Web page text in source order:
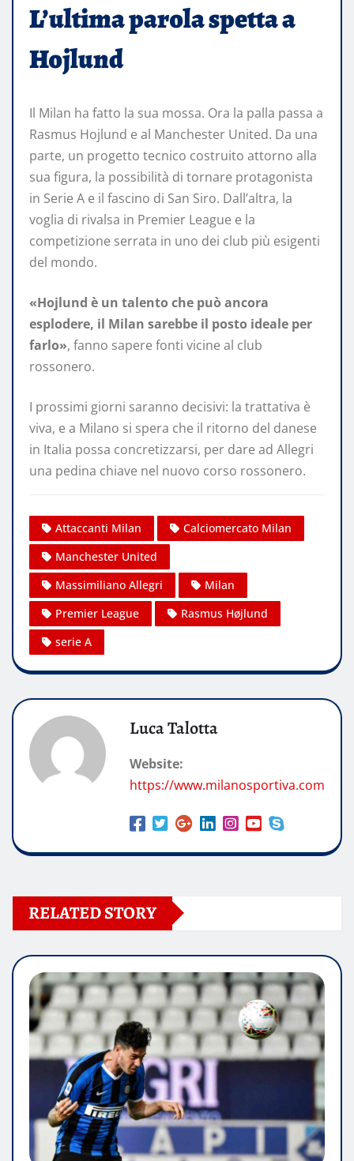
L’ultima parola spetta a
Hojlund
Il Milan ha fatto la sua mossa. Ora la palla passa a
Rasmus Hojlund e al Manchester United. Da una
parte, un progetto tecnico costruito attorno alla
sua figura, la possibilità di tornare protagonista
in Serie A e il fascino di San Siro. Dall’altra, la
voglia di rivalsa in Premier League e la
competizione serrata in uno dei club più esigenti
del mondo.
«Hojlund è un talento che può ancora
esplodere, il Milan sarebbe il posto ideale per
farlo», fanno sapere fonti vicine al club
rossonero.
I prossimi giorni saranno decisivi: la trattativa è
viva, e a Milano si spera che il ritorno del danese
in Italia possa concretizzarsi, per dare ad Allegri
una pedina chiave nel nuovo corso rossonero.
Attaccanti Milan
Calciomercato Milan
Manchester United
Massimiliano Allegri
Milan
Premier League
Rasmus Højlund
serie A
Luca Talotta
Website:
https://www.milanosportiva.com
RELATED STORY